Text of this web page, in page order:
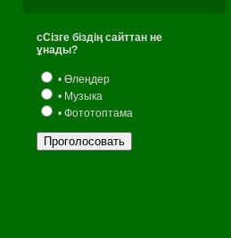
сСізге біздің сайттан не
ұнады?
• Өлеңдер
• Музыка
• Фототоптама